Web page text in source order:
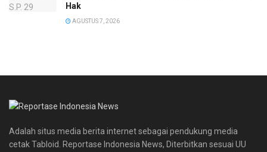
Hak
AGUSTUS 7, 2026
Adalah situs media berita internet sebagai pendukung media
cetak Tabloid. Reportase Indonesia News, Diterbitkan sesuai UU